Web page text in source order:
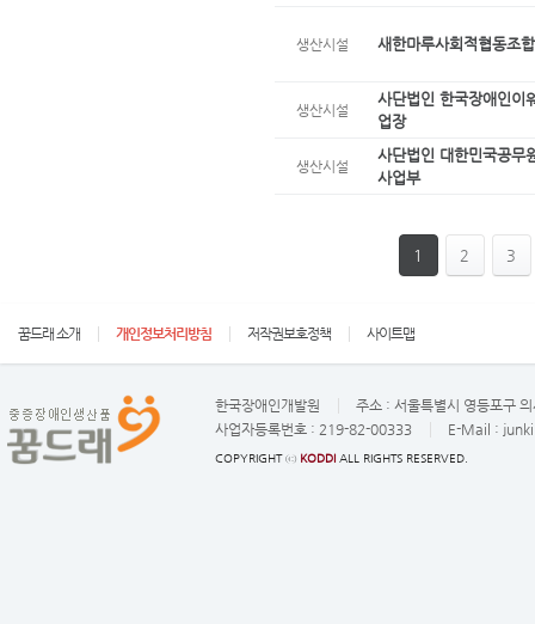
생산시설 새한마루사회적협동조
생산시설
사단법인 한국장애인이
업장
생산시설
사단법인 대한민국공무
사업부
1 2 3
꿈드래 소개 개인정보처리방침 저작권보호정책 사이트맵
한국장애인개발원 주소 : 서울특별시 영등포구
사업자등록번호 : 219-82-00333 E-Mail :
COPYRIGHT ⓒ KODDI ALL RIGHTS RESERVED.